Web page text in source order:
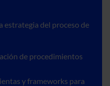
estrategia del proceso de
de procedimientos
y frameworks para